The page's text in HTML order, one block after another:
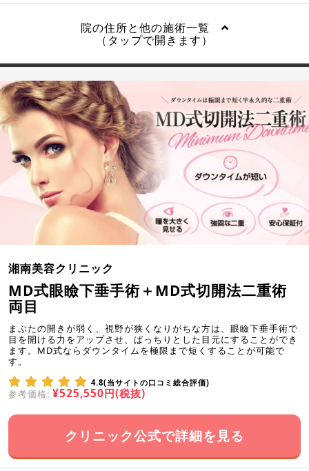
院の住所と他の施術一覧
（タップで開きます）
湘南美容クリニック
MD式眼瞼下垂手術＋MD式切開法二重術
両目
まぶたの開きが弱く、視野が狭くなりがちな方は、眼瞼下垂手術で
目を開ける力をアップさせ、ぱっちりとした目元にすることができ
ます。MD式ならダウンタイムを極限まで短くすることが可能で
す。
4.8(当サイトの口コミ総合評価)
参考価格: ¥525,550円(税抜)
クリニック公式で詳細を見る